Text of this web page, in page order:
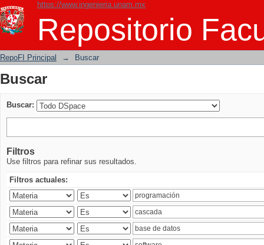
https://www.ingenieria.unam.mx
Repositorio
Buscar
RepoFI Principal → Buscar
Buscar
Buscar:
Filtros
Use filtros para refinar sus resultados.
Filtros actuales: